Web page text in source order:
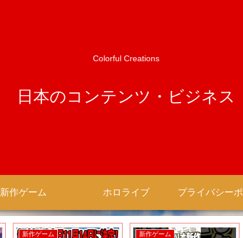
Colorful Creations
日本のコンテンツ・ビジネス
新作ゲーム ホロライブ
新作ゲーム 新作ゲーム